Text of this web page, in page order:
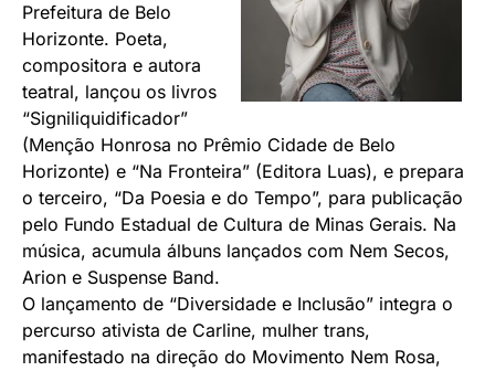
Prefeitura de Belo
Horizonte. Poeta,
compositora e autora
teatral, lançou os livros
“Signiliquidificador”
(Menção Honrosa no Prêmio Cidade de Belo
Horizonte) e “Na Fronteira” (Editora Luas), e prepara
o terceiro, “Da Poesia e do Tempo”, para publicação
pelo Fundo Estadual de Cultura de Minas Gerais. Na
música, acumula álbuns lançados com Nem Secos,
Arion e Suspense Band.
O lançamento de “Diversidade e Inclusão” integra o
percurso ativista de Carline, mulher trans,
manifestado na direção do Movimento Nem Rosa,